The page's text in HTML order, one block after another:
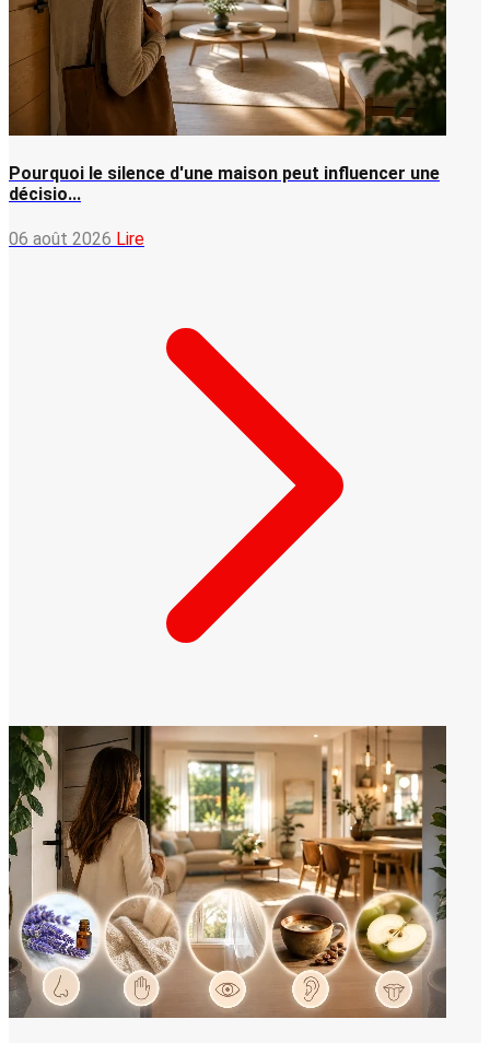
Pourquoi le silence d'une maison peut influencer une
décisio...
06 août 2026 Lire